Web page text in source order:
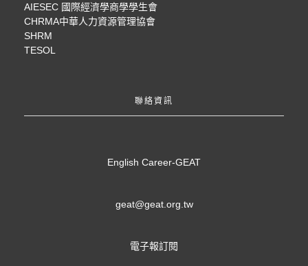
AIESEC 國際經濟學商學學生會
CHRMA中華人力資源管理協會
SHRM
TESOL
聯絡資訊
English Career-GEAT
geat@geat.org.tw
電子報訂閱